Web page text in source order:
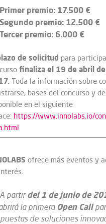
Primer premio: 17.500 €
Segundo premio: 12.500 €
Tercer premio: 6.000 €
de solicitud para
finaliza el 19 de abril de
Toda la información sobre
bases del concurso y
en el siguiente
https://www.innolabs.io/
ofrece más eventos y
A partirdel 1 de junio de
la primera Open Call
de soluciones